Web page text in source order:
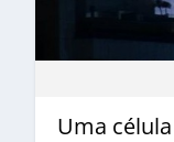
Uma